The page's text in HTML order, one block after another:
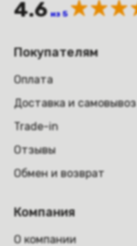
4.6 из 5
Покупателям
Оплата
Доставка и самовывоз
Trade-in
Отзывы
Обмен и возврат
Компания
О компании